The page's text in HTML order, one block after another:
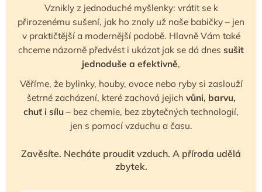
Vznikly z jednoduché myšlenky: vrátit se k
přirozenému sušení, jak ho znaly už naše babičky – jen
v praktičtější a modernější podobě. Hlavně Vám také
chceme názorně předvést i ukázat jak se dá dnes sušit
jednoduše a efektivně,
Věříme, že bylinky, houby, ovoce nebo ryby si zaslouží
šetrné zacházení, které zachová jejich vůni, barvu,
chuť i sílu – bez chemie, bez zbytečných technologií,
jen s pomocí vzduchu a času.
Zavěsíte. Necháte proudit vzduch. A příroda udělá
zbytek.